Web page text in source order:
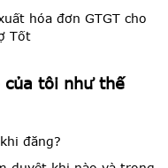
hóa đơn GTGT cho
Tốt
tôi như thế
đăng?